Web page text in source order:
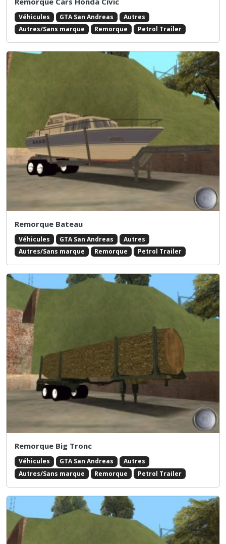
Véhicules GTA San Andreas
Autres
Autres/Sans marque
Remorque Petrol Trailer
Remorque Bateau
Véhicules GTA San Andreas
Autres
Autres/Sans marque
Remorque Petrol Trailer
Remorque Big Tronc
Véhicules GTA San Andreas
Autres
Autres/Sans marque
Remorque Petrol Trailer